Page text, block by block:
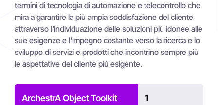
termini di tecnologia di automazione e telecontrollo che
mira a garantire la più ampia soddisfazione del cliente
attraverso l'individuazione delle soluzioni più idonee alle
sue esigenze e l'impegno costante verso la ricerca e lo
sviluppo di servizi e prodotti che incontrino sempre più
le aspettative del cliente più esigente.
ArchestrA Object Toolkit 1